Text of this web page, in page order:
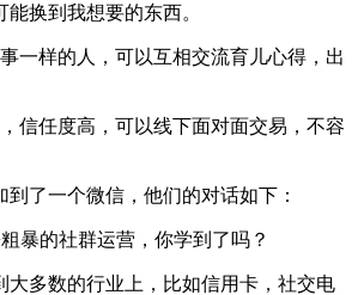
换到我想要的东西。
一样的人，可以互相交流育儿心得，出
信任度高，可以线下面对面交易，不容
了一个微信，他们的对话如下：
暴的社群运营，你学到了吗？
大多数的行业上，比如信用卡，社交电